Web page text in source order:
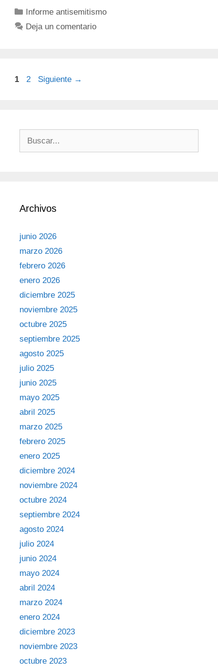
Informe antisemitismo
Deja un comentario
1 2 Siguiente →
Archivos
junio 2026
marzo 2026
febrero 2026
enero 2026
diciembre 2025
noviembre 2025
octubre 2025
septiembre 2025
agosto 2025
julio 2025
junio 2025
mayo 2025
abril 2025
marzo 2025
febrero 2025
enero 2025
diciembre 2024
noviembre 2024
octubre 2024
septiembre 2024
agosto 2024
julio 2024
junio 2024
mayo 2024
abril 2024
marzo 2024
enero 2024
diciembre 2023
noviembre 2023
octubre 2023